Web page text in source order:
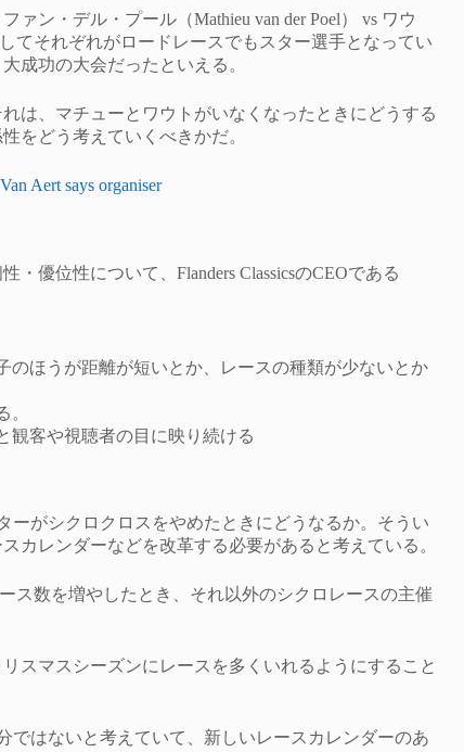
ン・デル・プール（Mathieu van der Poel） vs ワウ
てそれぞれがロードレースでもスター選手となってい
成功の大会だったといえる。
は、マチューとワウトがいなくなったときにどうする
をどう考えていくべきかだ。
Aert says organiser
優位性について、Flanders ClassicsのCEOである
ほうが距離が短いとか、レースの種類が少ないとか
。
観客や視聴者の目に映り続ける
ーがシクロクロスをやめたときにどうなるか。そうい
カレンダーなどを改革する必要があると考えている。
ス数を増やしたとき、それ以外のシクロレースの主催
スマスシーズンにレースを多くいれるようにすること
ではないと考えていて、新しいレースカレンダーのあ